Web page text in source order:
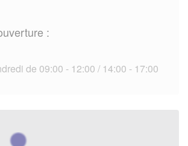
:
de 09:00 - 12:00 / 14:00 - 17:00